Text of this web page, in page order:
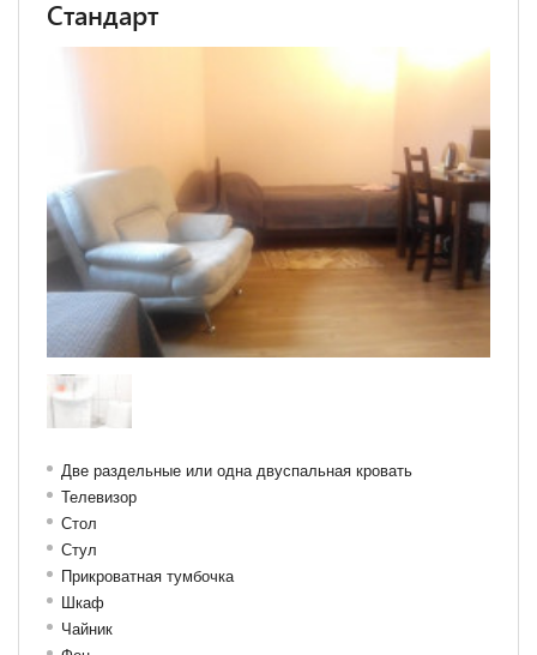
Стандарт
Две раздельные или одна двуспальная кровать
Телевизор
Стол
Стул
Прикроватная тумбочка
Шкаф
Чайник